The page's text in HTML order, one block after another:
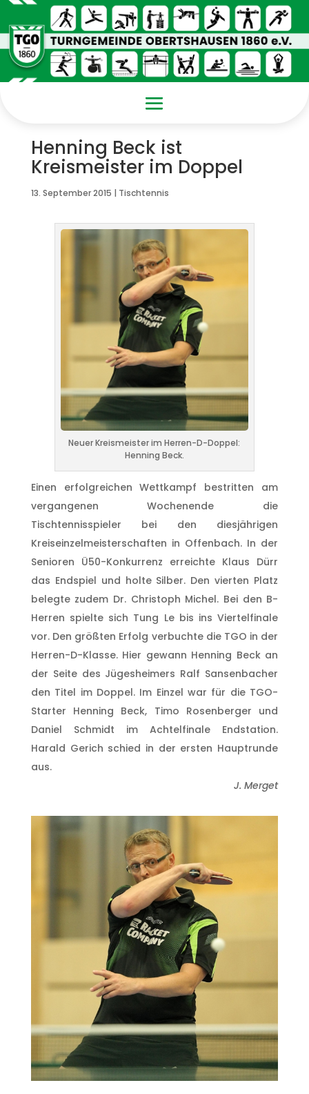
Henning Beck ist
Kreismeister im Doppel
13. September 2015 | Tischtennis
Neuer Kreismeister im Herren-D-Doppel:
Henning Beck.
Einen erfolgreichen Wettkampf bestritten am
vergangenen Wochenende die
Tischtennisspieler bei den diesjährigen
Kreiseinzelmeisterschaften in Offenbach. In der
Senioren Ü50-Konkurrenz erreichte Klaus Dürr
das Endspiel und holte Silber. Den vierten Platz
belegte zudem Dr. Christoph Michel. Bei den B-
Herren spielte sich Tung Le bis ins Viertelfinale
vor. Den größten Erfolg verbuchte die TGO in der
Herren-D-Klasse. Hier gewann Henning Beck an
der Seite des Jügesheimers Ralf Sansenbacher
den Titel im Doppel. Im Einzel war für die TGO-
Starter Henning Beck, Timo Rosenberger und
Daniel Schmidt im Achtelfinale Endstation.
Harald Gerich schied in der ersten Hauptrunde
aus.
J. Merget